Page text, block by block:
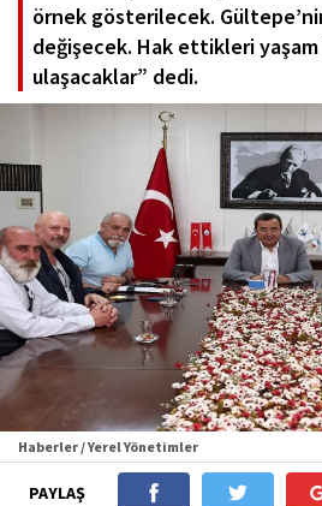
örnek gösterilecek.
değişecek. Hak ettikleri yaşam
ulaşacaklar” dedi.
Haberler / Yerel Yönetimler
PAYLAŞ